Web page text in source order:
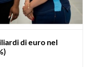
di euro nel